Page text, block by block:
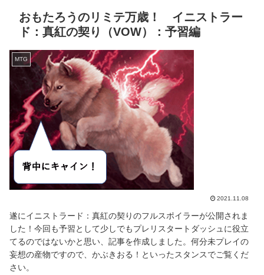
おもたろうのリミテ万歳！ イニストラー
ド：真紅の契り（VOW）：予習編
MTG
2021.11.08
遂にイニストラード：真紅の契りのフルスポイラーが公開されま
した！今回も予習として少しでもプレリスタートダッシュに役立
てるのではないかと思い、記事を作成しました。何分未プレイの
妄想の産物ですので、かぶきおる！といったスタンスでご覧くだ
さい。